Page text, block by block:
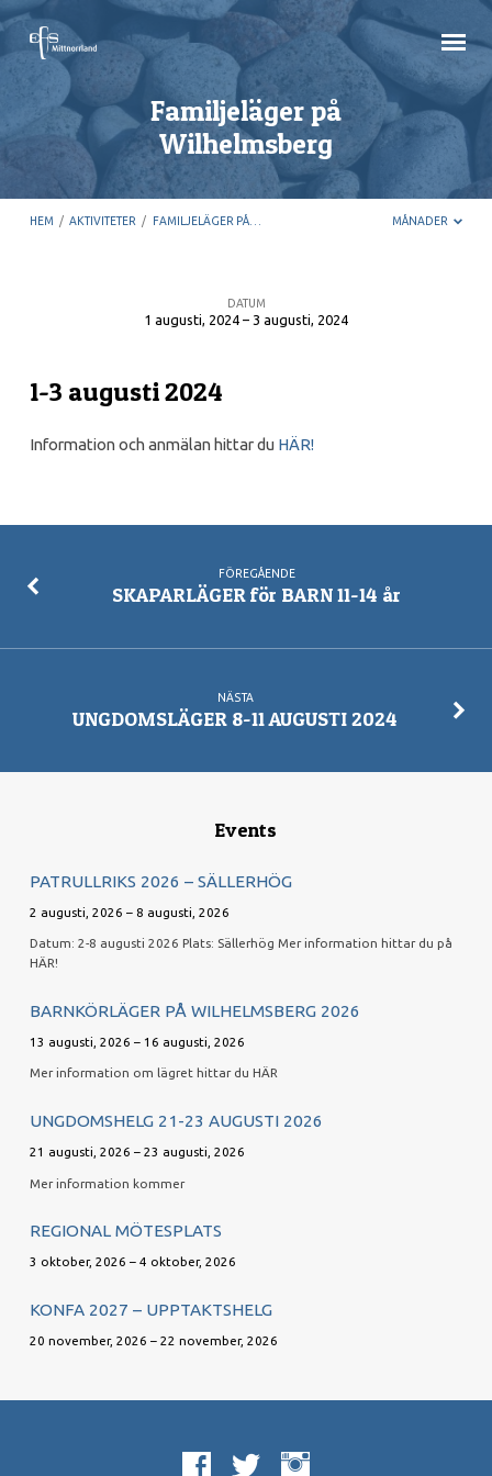
Familjeläger på
Wilhelmsberg
HEM / AKTIVITETER / FAMILJELÄGER PÅ… MÅNADER
Wilhelmsberg
DATUM
1 augusti, 2024 – 3 augusti, 2024
1-3 augusti 2024
Information och anmälan hittar du HÄR!
FÖREGÅENDE
SKAPARLÄGER för BARN 11-14 år
NÄSTA
UNGDOMSLÄGER 8-11 AUGUSTI 2024
Events
PATRULLRIKS 2026 – SÄLLERHÖG
2 augusti, 2026 – 8 augusti, 2026
Datum: 2-8 augusti 2026 Plats: Sällerhög Mer information hittar du på
HÄR!
BARNKÖRLÄGER PÅ WILHELMSBERG 2026
13 augusti, 2026 – 16 augusti, 2026
Mer information om lägret hittar du HÄR
UNGDOMSHELG 21-23 AUGUSTI 2026
21 augusti, 2026 – 23 augusti, 2026
Mer information kommer
REGIONAL MÖTESPLATS
3 oktober, 2026 – 4 oktober, 2026
KONFA 2027 – UPPTAKTSHELG
20 november, 2026 – 22 november, 2026